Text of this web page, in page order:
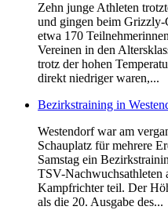
Zehn junge Athleten
und gingen beim
etwa 170
Vereinen in den
trotz der hohen
direkt niedriger waren,...
Bezirkstraining in
Westendorf war am
Schauplatz für mehrere
Samstag ein
TSV-Nachwuchsathleten
Kampfrichter teil. Der
als die 20. Ausgabe des...